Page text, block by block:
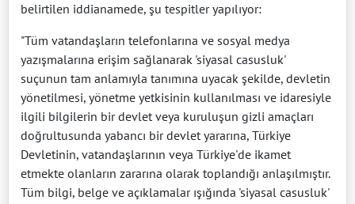
belirtilen iddianamede, şu tespitler yapılıyor:
"Tüm vatandaşların telefonlarına ve sosyal medya
yazışmalarına erişim sağlanarak 'siyasal casusluk'
suçunun tam anlamıyla tanımına uyacak şekilde, devletin
yönetilmesi, yönetme yetkisinin kullanılması ve idaresiyle
ilgili bilgilerin bir devlet veya kuruluşun gizli amaçları
doğrultusunda yabancı bir devlet yararına, Türkiye
Devletinin, vatandaşlarının veya Türkiye'de ikamet
etmekte olanların zararına olarak toplandığı anlaşılmıştır.
Tüm bilgi, belge ve açıklamalar ışığında 'siyasal casusluk'